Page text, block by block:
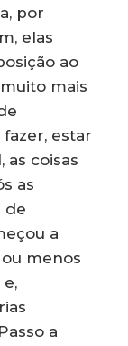
por
elas
ao
mais
estar
as coisas
as
de
a
menos
a